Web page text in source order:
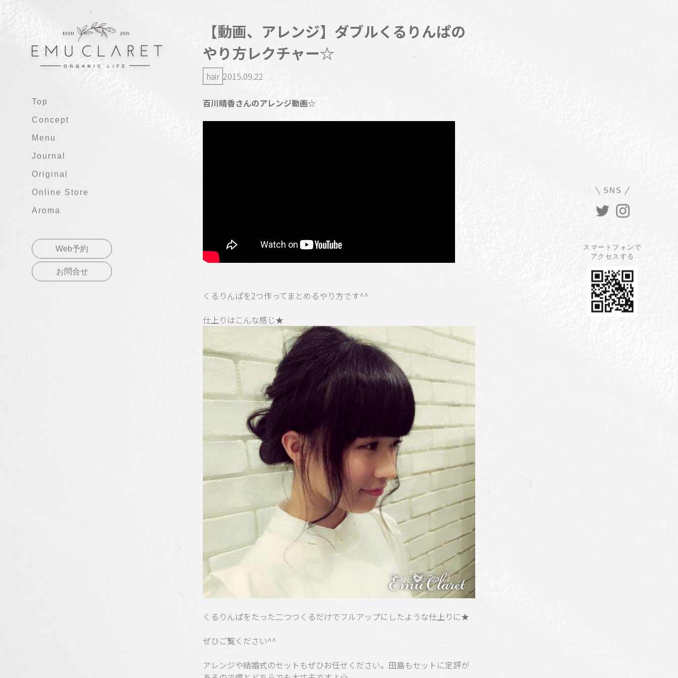
Top
Concept
Menu
Journal
Original
Online Store
Aroma
Web予約
お問合せ
SNS
スマートフォンで
アクセスする
【動画、アレンジ】ダブルくるりんぱの
やり方レクチャー☆
hair 2015.09.22
百川晴香さんのアレンジ動画☆
くるりんぱを2つ作ってまとめるやり方です^^
仕上りはこんな感じ★
くるりんぱをたった二つつくるだけでフルアップにしたような仕上りに★
ぜひご覧ください^^
アレンジや結婚式のセットもぜひお任せください。田島もセットに定評が